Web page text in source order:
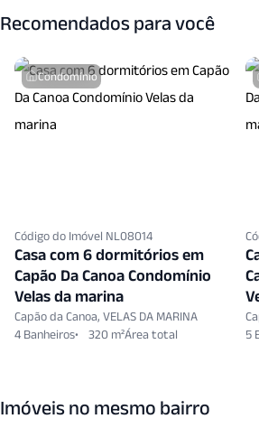
Recomendados para você
Condomínio
Código do Imóvel NL08014
Casa com 6 dormitórios em
Capão Da Canoa Condomínio
Velas da marina
Capão da Canoa, VELAS DA MARINA
4 Banheiros
320 m²
5
Imóveis no mesmo bairro